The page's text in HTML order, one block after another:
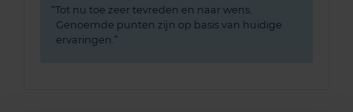
Tot nu toe zeer tevreden en naar wens.
Genoemde punten zijn op basis van huidige
ervaringen.